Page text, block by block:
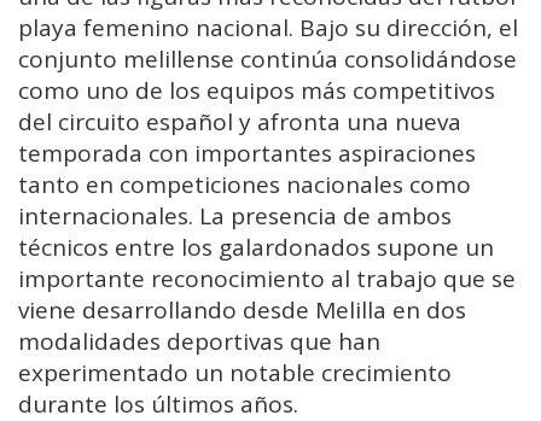
playa femenino nacional. Bajo su dirección, el
conjunto melillense continúa consolidándose
como uno de los equipos más competitivos
del circuito español y afronta una nueva
temporada con importantes aspiraciones
tanto en competiciones nacionales como
internacionales. La presencia de ambos
técnicos entre los galardonados supone un
importante reconocimiento al trabajo que se
viene desarrollando desde Melilla en dos
modalidades deportivas que han
experimentado un notable crecimiento
durante los últimos años.